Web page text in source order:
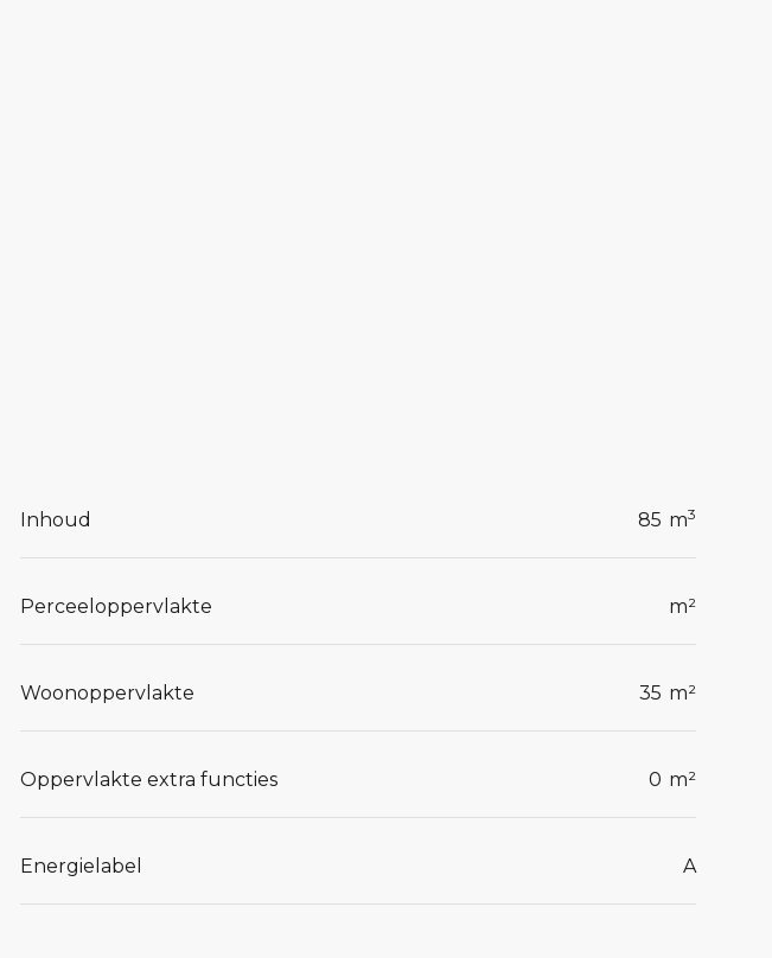
Inhoud 85 m3
Perceeloppervlakte m²
Woonoppervlakte 35 m²
Oppervlakte extra functies 0 m²
Energielabel A